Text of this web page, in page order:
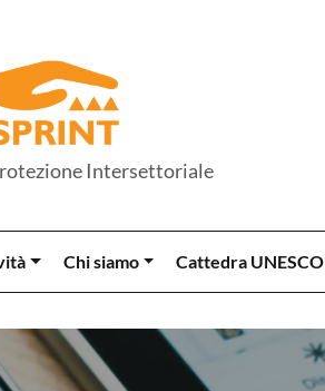
Intersettoriale
Chi siamo Cattedra UNESCO